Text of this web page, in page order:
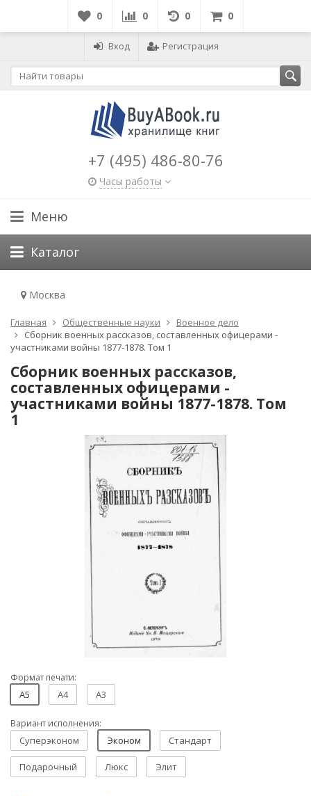
0 0 0 0
Вход Регистрация
+7 (495) 486-80-76
Часы работы
Меню
Каталог
Москва
Главная Общественные науки
Военное дело
Сборник военных рассказов, составленных офицерами -
участниками войны 1877-1878. Том 1
Сборник военных рассказов,
составленных офицерами -
участниками войны 1877-1878. Том
1
Формат печати:
A5 A4 A3
Вариант исполнения:
Суперэконом Эконом Стандарт
Подарочный Люкс Элит